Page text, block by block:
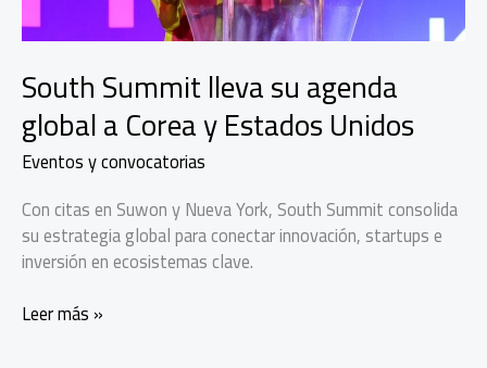
South Summit lleva su agenda
global a Corea y Estados Unidos
Eventos y convocatorias
Con citas en Suwon y Nueva York, South Summit consolida
su estrategia global para conectar innovación, startups e
inversión en ecosistemas clave.
South
Leer más »